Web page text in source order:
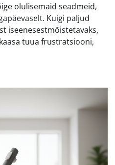
olulisemaid seadmeid,
Kuigi paljud
iseenesestmõistetavaks,
tuua frustratsiooni,